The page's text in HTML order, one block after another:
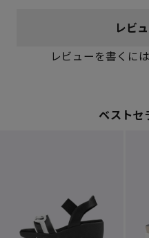
レビ
レビューを書くに
ベストセ